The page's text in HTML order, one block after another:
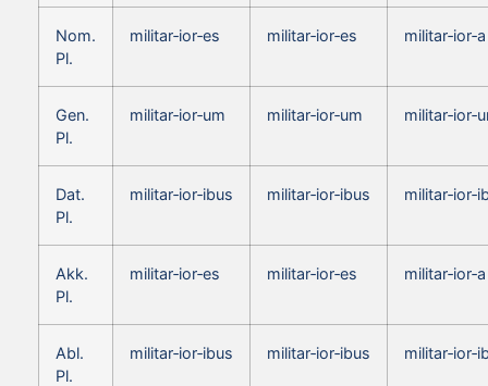
Nom.
Pl.
militar‑ior‑es militar‑ior‑es militar‑ior‑a
Gen.
Pl.
militar‑ior‑um militar‑ior‑um
Dat.
Pl.
militar‑ior‑ibus militar‑ior‑ibus
Akk.
Pl.
militar‑ior‑es militar‑ior‑es militar‑ior‑a
Abl.
Pl.
militar‑ior‑ibus militar‑ior‑ibus